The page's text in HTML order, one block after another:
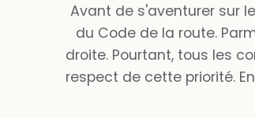
Avant de s'aventurer sur
du Code de la route.
droite. Pourtant, tous les
respect de cette priorité.